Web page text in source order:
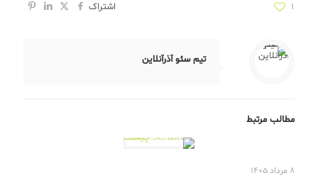
اشتراک 1
تیم سئو آذرآنلاین
مطالب مرتبط
8 مرداد 1405